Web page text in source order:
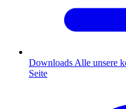
Downloads Alle unsere
Seite